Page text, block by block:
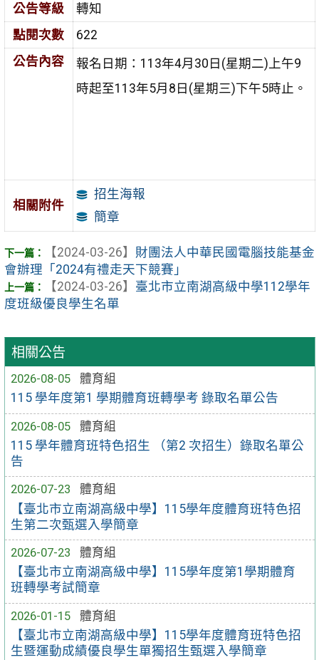
相關公告
2026-08-05
體育組
115 學年度第1 學期體育班轉學考 錄取名單公告
2026-08-05
體育組
115 學年體育班特色招生 （第2 次招生）錄取名單公
告
2026-07-23
體育組
【臺北市立南湖高級中學】115學年度體育班特色招
生第二次甄選入學簡章
2026-07-23
體育組
【臺北市立南湖高級中學】115學年度第1學期體育
班轉學考試簡章
2026-01-15
體育組
【臺北市立南湖高級中學】115學年度體育班特色招
生暨運動成績優良學生單獨招生甄選入學簡章
公告等級
轉知
點閱次數
622
公告內容
報名日期：113年4月30日(星期二)上午9
時起至113年5月8日(星期三)下午5時止。
相關附件
招生海報
簡章
【2024-03-26】 財團法人中華民國電腦技能基金
會辦理「2024有禮走天下競賽」
【2024-03-26】 臺北市立南湖高級中學112學年
度班級優良學生名單